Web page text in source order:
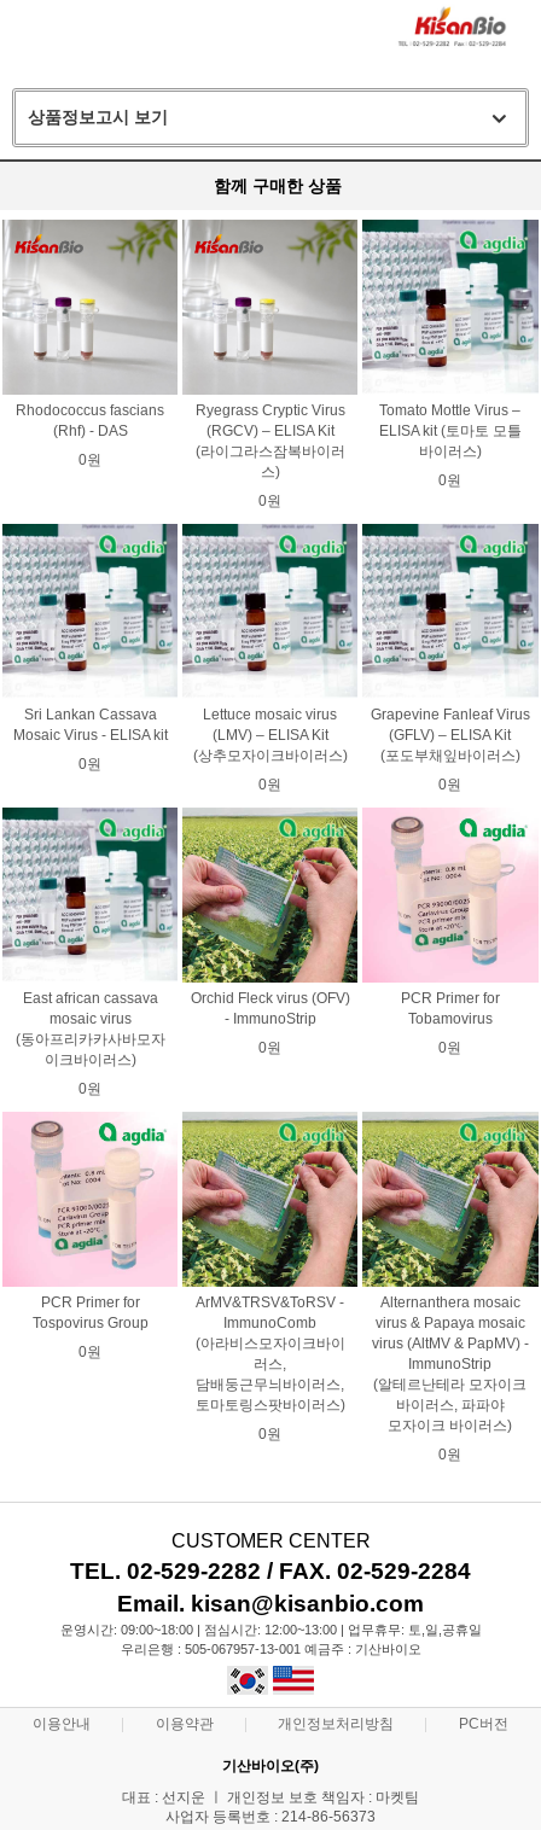
상품정보고시 보기
함께 구매한 상품
Rhodococcus fascians
(Rhf) - DAS
0원
Ryegrass Cryptic Virus
(RGCV) – ELISA Kit
(라이그라스잠복바이러
스)
0원
Tomato Mottle Virus –
ELISA kit (토마토 모틀
바이러스)
0원
Sri Lankan Cassava
Mosaic Virus - ELISA kit
0원
Lettuce mosaic virus
(LMV) – ELISA Kit
(상추모자이크바이러스)
0원
Grapevine Fanleaf Virus
(GFLV) – ELISA Kit
(포도부채잎바이러스)
0원
East african cassava
mosaic virus
(동아프리카카사바모자
이크바이러스)
0원
Orchid Fleck virus (OFV)
- ImmunoStrip
0원
PCR Primer for
Tobamovirus
0원
PCR Primer for
Tospovirus Group
0원
ArMV&TRSV&ToRSV -
ImmunoComb
(아라비스모자이크바이
러스,
담배둥근무늬바이러스,
토마토링스팟바이러스)
0원
Alternanthera mosaic
virus & Papaya mosaic
virus (AltMV & PapMV) -
ImmunoStrip
(알테르난테라 모자이크
바이러스, 파파야
모자이크 바이러스)
0원
CUSTOMER CENTER
TEL. 02-529-2282 / FAX. 02-529-2284
Email. kisan@kisanbio.com
운영시간: 09:00~18:00 | 점심시간: 12:00~13:00 | 업무휴무: 토,일,공휴일
우리은행 : 505-067957-13-001 예금주 : 기산바이오
이용안내 이용약관 개인정보처리방침 PC버전
기산바이오(주)
대표 : 선지운 ㅣ 개인정보 보호 책임자 : 마켓팀
사업자 등록번호 : 214-86-56373